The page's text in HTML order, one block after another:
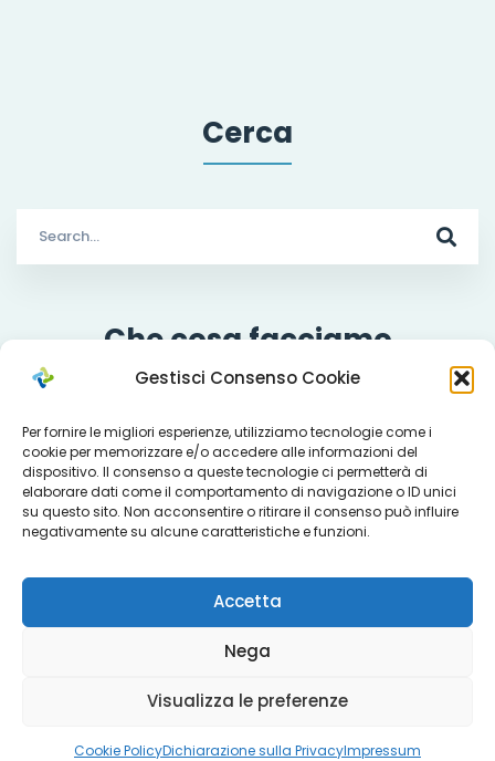
Gestisci Consenso Cookie
Per fornire le migliori esperienze, utilizziamo tecnologie come i
cookie per memorizzare e/o accedere alle informazioni del
dispositivo. Il consenso a queste tecnologie ci permetterà di
elaborare dati come il comportamento di navigazione o ID unici
su questo sito. Non acconsentire o ritirare il consenso può influire
negativamente su alcune caratteristiche e funzioni.
Accetta
Nega
Visualizza le preferenze
Cookie PolicyDichiarazione sulla PrivacyImpressum
Cerca
for:
Che cosa facciamo
Servizi
Progetti
Titoli sociali
Misure regionali